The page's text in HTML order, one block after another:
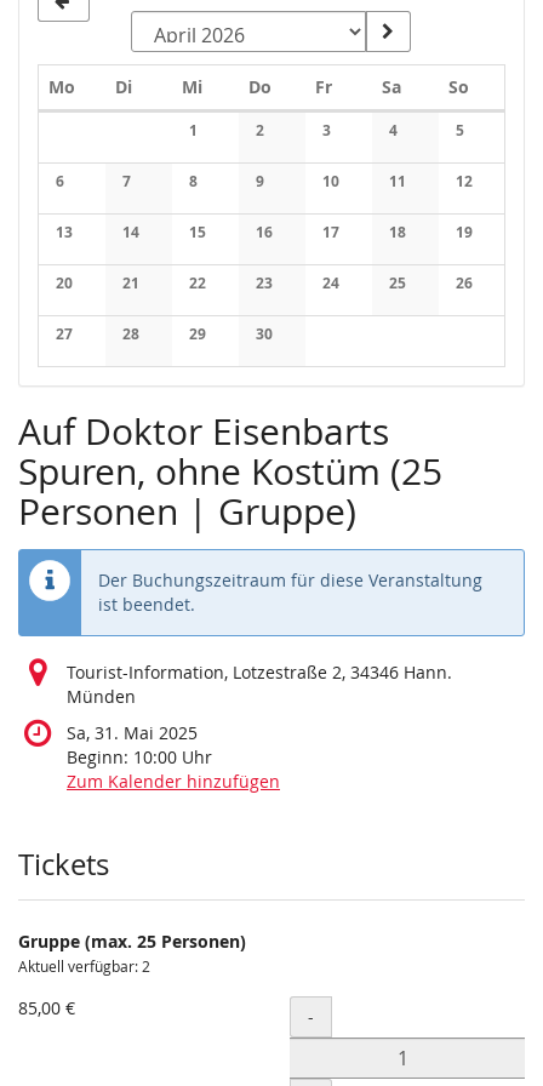
Mo Montag
DiDienstag
MiMittwoch
Do Donnerstag
FrFreitagSaSamstag
So
1
Keine Veranstaltungen
2
Keine Veranstaltungen
3
Keine Veranstaltungen
4
Keine
5
Keine
6
Keine Veranstaltungen
7
Keine Veranstaltungen
8
Keine Veranstaltungen
9
Keine Veranstaltungen
10
Keine Veranstaltungen
11
Keine
12
Keine
13
Keine Veranstaltungen
14
Keine Veranstaltungen
15
Keine Veranstaltungen
16
Keine Veranstaltungen
17
Keine Veranstaltungen
18
Keine
19
Keine
20
Keine Veranstaltungen
21
Keine Veranstaltungen
22
Keine Veranstaltungen
23
Keine Veranstaltungen
24
Keine Veranstaltungen
25
Keine
26
Keine
27
Keine Veranstaltungen
28
Keine Veranstaltungen
29
Keine Veranstaltungen
30
Keine Veranstaltungen
Auf Doktor Eisenbarts
Spuren, ohne Kostüm (25
Personen | Gruppe)
Der Buchungszeitraum für diese Veranstaltung
ist beendet.
Tourist-Information, Lotzestraße 2, 34346 Hann.
Münden
Sa, 31. Mai 2025
Beginn: 10:00 Uhr
Zum Kalender hinzufügen
Produkte
Tickets
Gruppe (max. 25 Personen)
Aktuell verfügbar: 2
85,00 € Menge
-